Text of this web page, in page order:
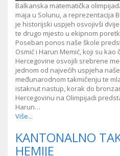
Balkanska matematička
maja u Solunu, a reprezentacija
je historijski uspjeh osvojivši
te drugo mjesto u ekipnom
Poseban ponos naše škole
Osmić i Harun Memić, koji su
Hercegovine osvojili srebrene
jednom od najvećih uspjeha
međunarodnom takmičenju te
istaknut nastup, korak do
Hercegovinu na Olimpijadi
Harun…
Više...
KANTONALNO
HEMIJE